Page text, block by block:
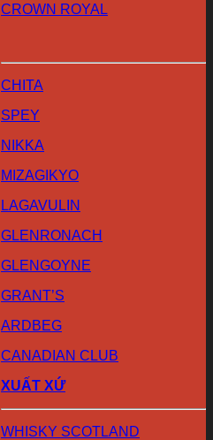
CROWN ROYAL
CHITA
SPEY
NIKKA
MIZAGIKYO
LAGAVULIN
GLENRONACH
GLENGOYNE
GRANT’S
ARDBEG
CANADIAN CLUB
XUẤT XỨ
WHISKY SCOTLAND